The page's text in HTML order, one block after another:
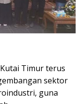
Timur terus
sektor
guna